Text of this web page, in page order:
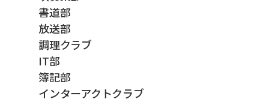
書道部
放送部
調理クラブ
IT部
簿記部
インターアクトクラブ